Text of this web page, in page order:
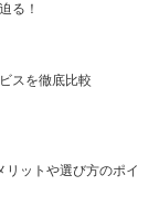
る！
スを徹底比較
ットや選び方のポイ